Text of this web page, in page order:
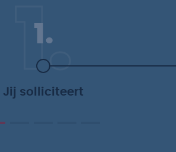
1.
1.
Jij solliciteert